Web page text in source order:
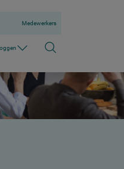
Medewerkers